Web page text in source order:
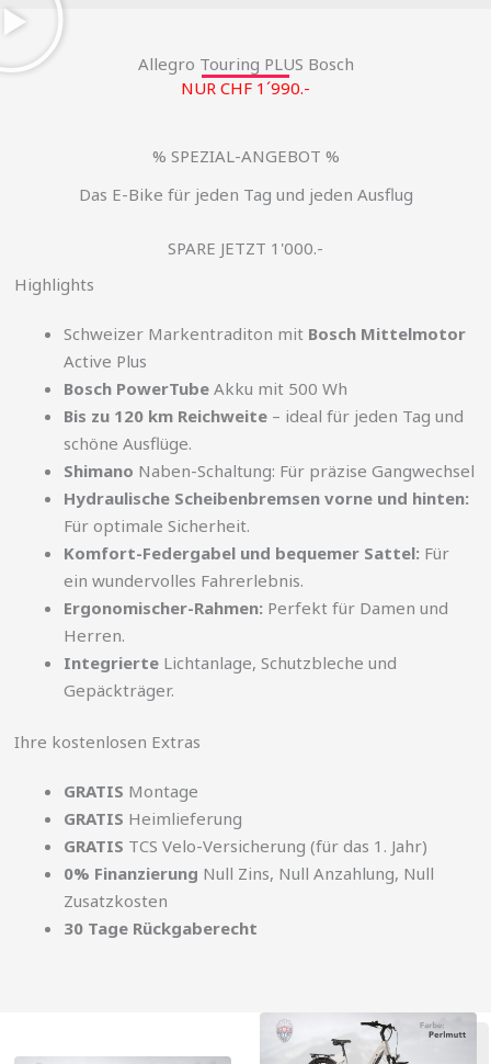
Allegro Touring PLUS Bosch
NUR CHF 1´990.-
% SPEZIAL-ANGEBOT %
Das E-Bike für jeden Tag und jeden Ausflug
SPARE JETZT 1'000.-
Highlights
Schweizer Markentraditon mit Bosch Mittelmotor
Active Plus
Bosch PowerTube Akku mit 500 Wh
Bis zu 120 km Reichweite – ideal für jeden Tag und
schöne Ausflüge.
Shimano Naben-Schaltung: Für präzise Gangwechsel
Hydraulische Scheibenbremsen vorne und hinten:
Für optimale Sicherheit.
Komfort-Federgabel und bequemer Sattel: Für
ein wundervolles Fahrerlebnis.
Ergonomischer-Rahmen: Perfekt für Damen und
Herren.
Integrierte Lichtanlage, Schutzbleche und
Gepäckträger.
Ihre kostenlosen Extras
GRATIS Montage
GRATIS Heimlieferung
GRATIS TCS Velo-Versicherung (für das 1. Jahr)
0% Finanzierung Null Zins, Null Anzahlung, Null
Zusatzkosten
30 Tage Rückgaberecht